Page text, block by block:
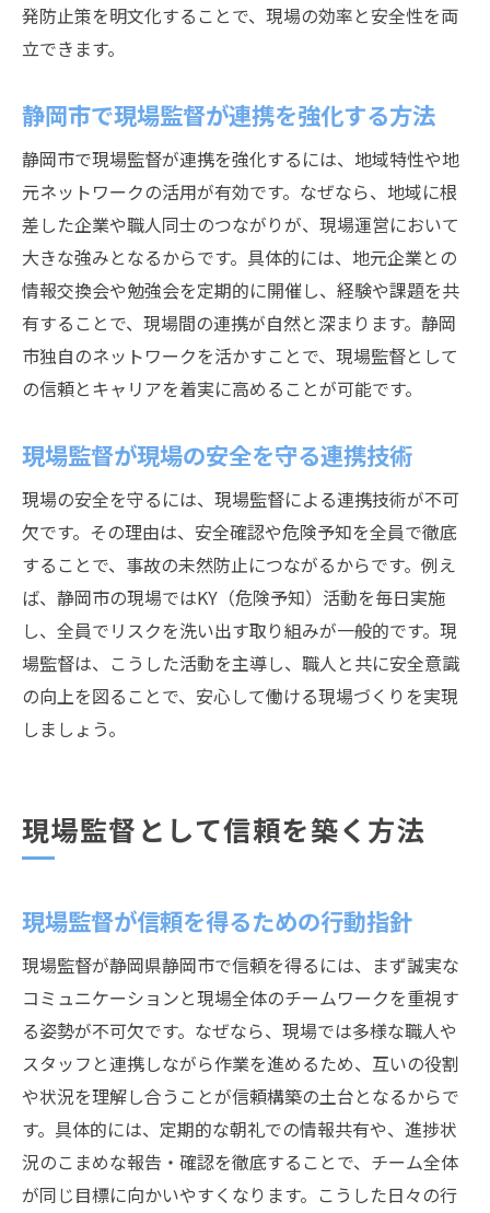
発防止策を明文化することで、現場の効率と安全性を両
立できます。
静岡市で現場監督が連携を強化する方法
静岡市で現場監督が連携を強化するには、地域特性や地
元ネットワークの活用が有効です。なぜなら、地域に根
差した企業や職人同士のつながりが、現場運営において
大きな強みとなるからです。具体的には、地元企業との
情報交換会や勉強会を定期的に開催し、経験や課題を共
有することで、現場間の連携が自然と深まります。静岡
市独自のネットワークを活かすことで、現場監督として
の信頼とキャリアを着実に高めることが可能です。
現場監督が現場の安全を守る連携技術
現場の安全を守るには、現場監督による連携技術が不可
欠です。その理由は、安全確認や危険予知を全員で徹底
することで、事故の未然防止につながるからです。例え
ば、静岡市の現場ではKY（危険予知）活動を毎日実施
し、全員でリスクを洗い出す取り組みが一般的です。現
場監督は、こうした活動を主導し、職人と共に安全意識
の向上を図ることで、安心して働ける現場づくりを実現
しましょう。
現場監督として信頼を築く方法
現場監督が信頼を得るための行動指針
現場監督が静岡県静岡市で信頼を得るには、まず誠実な
コミュニケーションと現場全体のチームワークを重視す
る姿勢が不可欠です。なぜなら、現場では多様な職人や
スタッフと連携しながら作業を進めるため、互いの役割
や状況を理解し合うことが信頼構築の土台となるからで
す。具体的には、定期的な朝礼での情報共有や、進捗状
況のこまめな報告・確認を徹底することで、チーム全体
が同じ目標に向かいやすくなります。こうした日々の行